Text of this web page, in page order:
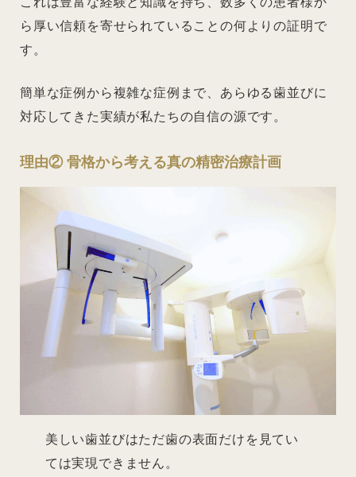
ら厚い信頼を寄せられていることの何よりの証明で
す。
簡単な症例から複雑な症例まで、あらゆる歯並びに
対応してきた実績が私たちの自信の源です。
理由② 骨格から考える真の精密治療計画
美しい歯並びはただ歯の表面だけを見てい
ては実現できません。